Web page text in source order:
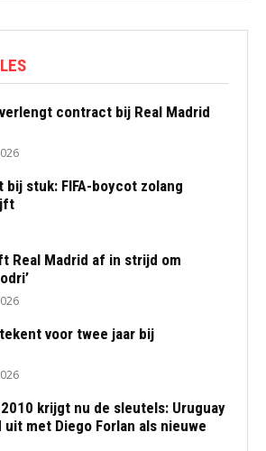
contract bij Real Madrid
bij stuk: FIFA-boycot zolang
Real Madrid af in strijd om
voor twee jaar bij
2010 krijgt nu de sleutels: Uruguay
uit met Diego Forlan als nieuwe